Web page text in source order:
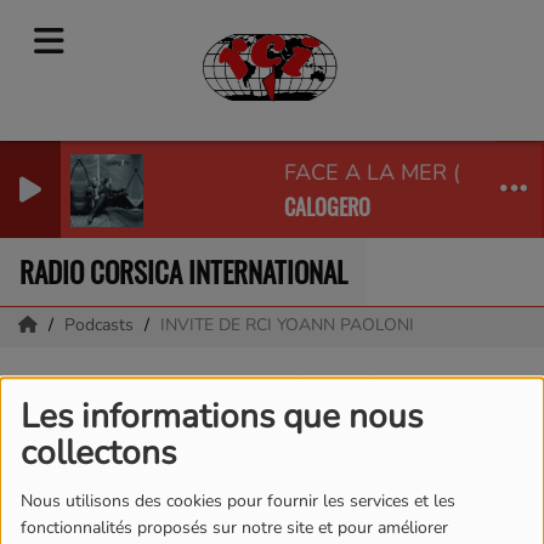
Les informations que nous
collectons
Nous utilisons des cookies pour fournir les services et les
fonctionnalités proposés sur notre site et pour améliorer
FACE A LA MER (WITH
CALOGERO
RADIO CORSICA INTERNATIONAL
Podcasts INVITE DE RCI YOANN PAOLONI
INVITE DE RCI YOANN
PAOLONI